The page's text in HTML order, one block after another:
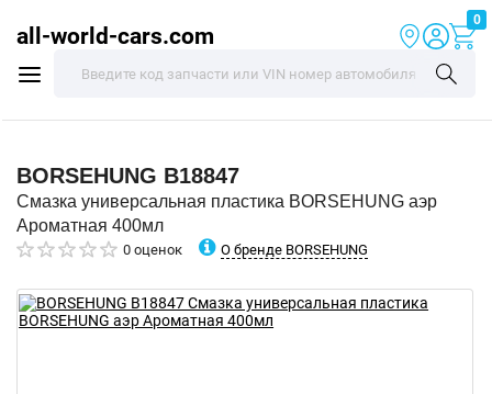
all-world-cars.com
0
BORSEHUNG B18847
Смазка универсальная пластика BORSEHUNG аэр
Ароматная 400мл
0 оценок О бренде BORSEHUNG